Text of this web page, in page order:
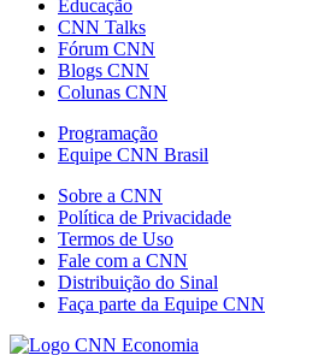
Educação
CNN Talks
Fórum CNN
Blogs CNN
Colunas CNN
Programação
Equipe CNN Brasil
Sobre a CNN
Política de Privacidade
Termos de Uso
Fale com a CNN
Distribuição do Sinal
Faça parte da Equipe CNN